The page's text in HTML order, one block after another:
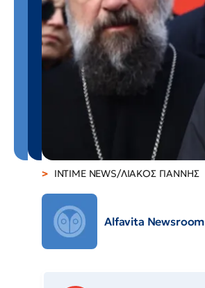
INTIME NEWS/ΛΙΑΚΟΣ ΓΙΑΝΝΗΣ
Alfavita Newsroom